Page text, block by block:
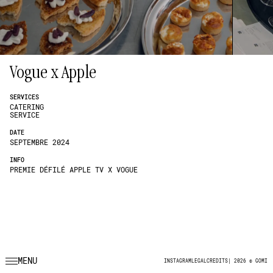
Vogue x Apple
SERVICES
CATERING
SERVICE
DATE
SEPTEMBRE 2024
INFO
PREMIE DÉFILÉ APPLE TV X VOGUE
MENU INSTAGRAM LEGALCREDITS |2026 © GOMI